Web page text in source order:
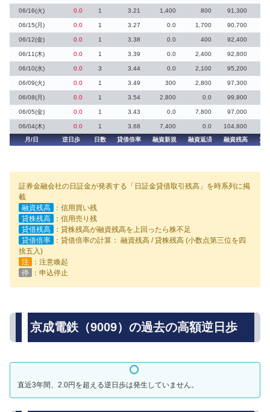
06/16(火) 0.0 1 3.21 1,400 800 91,300
06/15(月) 0.0 1 3.27 0.0 1,700 90,700
06/12(金) 0.0 1 3.38 0.0 400 92,400
06/11(木) 0.0 1 3.39 0.0 2,400 92,800
06/10(水) 0.0 3 3.44 0.0 2,100 95,200
06/09(火) 0.0 1 3.49 300 2,800 97,300
06/08(月) 0.0 1 3.54 2,800 0.0 99,800
06/05(金) 0.0 1 3.43 0.0 7,800 97,000
06/04(木) 0.0 1 3.68 7,400 0.0
104,800
月/日
逆日歩 日数 貸借倍率 融資新規 融資返済 融資残高 貸
証券金融会社の日証金が発表する「日証金貸借取引残高」を時系列に掲
載
融資残高
：信用買い残
貸株残高
：信用売り残
貸借残高
：貸株残高が融資残高を上回ったら株不足
貸借倍率
：貸借倍率の計算： 融資残高 / 貸株残高 (小数点第三位を四
捨五入)
注
：注意喚起
停
：申込停止
京成電鉄（9009）の過去の高額逆日歩
直近3年間、2.0円を超える逆日歩は発生していません。